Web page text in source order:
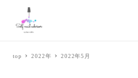
top 2022年 2022年5月